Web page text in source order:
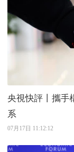
央視快評丨攜手
系
07月17日 11:12:12